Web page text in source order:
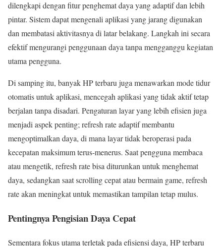
dilengkapi dengan fitur penghemat daya yang adaptif dan lebih
pintar. Sistem dapat mengenali aplikasi yang jarang digunakan
dan membatasi aktivitasnya di latar belakang. Langkah ini secara
efektif mengurangi penggunaan daya tanpa mengganggu kegiatan
utama pengguna.
Di samping itu, banyak HP terbaru juga menawarkan mode tidur
otomatis untuk aplikasi, mencegah aplikasi yang tidak aktif tetap
berjalan tanpa disadari. Pengaturan layar yang lebih efisien juga
menjadi aspek penting; refresh rate adaptif membantu
mengoptimalkan daya, di mana layar tidak beroperasi pada
kecepatan maksimum terus-menerus. Saat pengguna membaca
atau mengetik, refresh rate bisa diturunkan untuk menghemat
daya, sedangkan saat scrolling cepat atau bermain game, refresh
rate akan meningkat untuk memastikan tampilan tetap mulus.
Pentingnya Pengisian Daya Cepat
Sementara fokus utama terletak pada efisiensi daya, HP terbaru